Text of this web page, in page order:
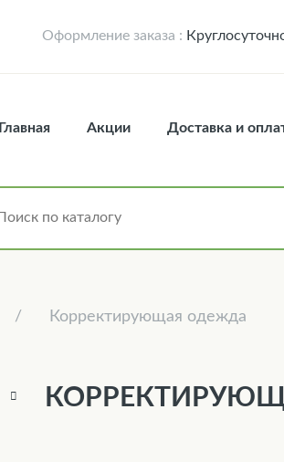
Оформление заказа :
Главная Акции Доставка и
Корректирующая одежда